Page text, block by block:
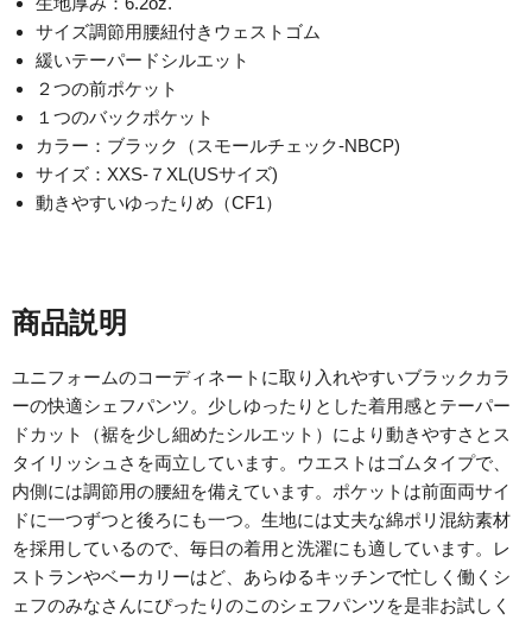
サイズ調節用腰紐付きウェストゴム
緩いテーパードシルエット
２つの前ポケット
１つのバックポケット
カラー：ブラック（スモールチェック‐NBCP)
サイズ：XXS-７XL(USサイズ)
動きやすいゆったりめ（CF1）
商品説明
ユニフォームのコーディネートに取り入れやすいブラックカラ
ーの快適シェフパンツ。少しゆったりとした着用感とテーパー
ドカット（裾を少し細めたシルエット）により動きやすさとス
タイリッシュさを両立しています。ウエストはゴムタイプで、
内側には調節用の腰紐を備えています。ポケットは前面両サイ
ドに一つずつと後ろにも一つ。生地には丈夫な綿ポリ混紡素材
を採用しているので、毎日の着用と洗濯にも適しています。レ
ストランやベーカリーはど、あらゆるキッチンで忙しく働くシ
ェフのみなさんにぴったりのこのシェフパンツを是非お試しく